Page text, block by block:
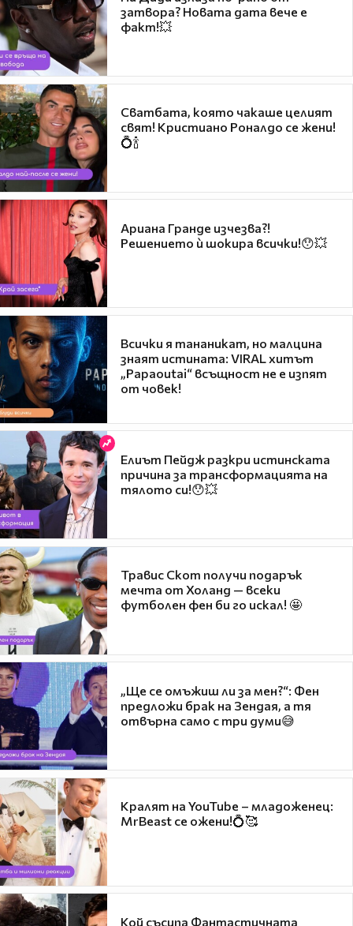
затвора? Новата дата вече е
факт!💥
Сватбата, която чакаше целият
свят! Кристиано Роналдо се жени!
💍🍾
Ариана Гранде изчезва?!
Решението ѝ шокира всички!😯💥
Всички я тананикат, но малцина
знаят истината: VIRAL хитът
„Papaoutai“ всъщност не е изпят
от човек!
Елиът Пейдж разкри истинската
причина за трансформацията на
тялото си!😯💥
Травис Скот получи подарък
мечта от Холанд — всеки
футболен фен би го искал! 🤩
„Ще се омъжиш ли за мен?“: Фен
предложи брак на Зендая, а тя
отвърна само с три думи😅
Кралят на YouTube – младоженец:
MrBeast се ожени!💍🥰
Кой съсипа Фантастичната